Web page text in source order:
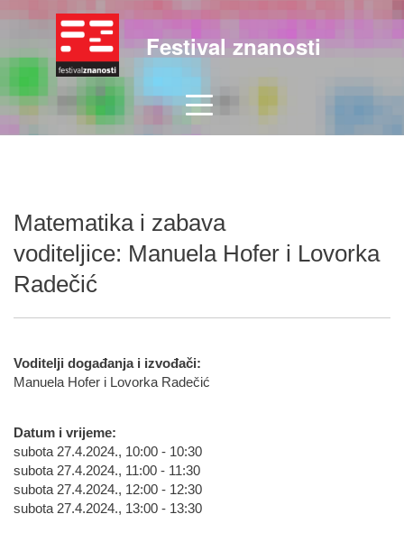
Festival znanosti
Matematika i zabava
voditeljice: Manuela Hofer i Lovorka
Radečić
Voditelji događanja i izvođači:
Manuela Hofer i Lovorka Radečić
Datum i vrijeme:
subota 27.4.2024., 10:00 - 10:30
subota 27.4.2024., 11:00 - 11:30
subota 27.4.2024., 12:00 - 12:30
subota 27.4.2024., 13:00 - 13:30